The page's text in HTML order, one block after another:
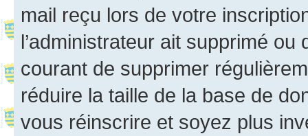
mail reçu lors de votre
l’administrateur ait supprimé
courant de supprimer
réduire la taille de la base de
vous réinscrire et soyez plus